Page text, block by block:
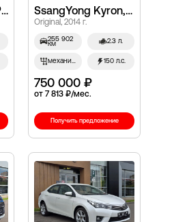
Hyundai Solaris, I Рестайлинг SsangYong Kyron, I Рестайлинг
Original, 2014 г.
255 902
км 2.3 л.
механич. 150 л.с.
750 000 ₽
от 7 813 ₽/мес.
Получить предложение